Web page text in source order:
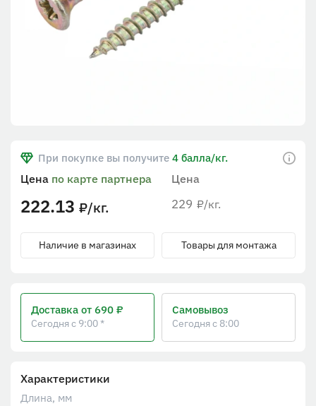
Характеристики
Длина, мм
При покупке вы получите 4 балла/кг.
Цена
229 ₽/кг.
Цена по карте партнера
222.13 ₽/кг.
Наличие в магазинах Товары для монтажа
Доставка от 690 ₽
Сегодня с 9:00 *
Самовывоз
Сегодня с 8:00